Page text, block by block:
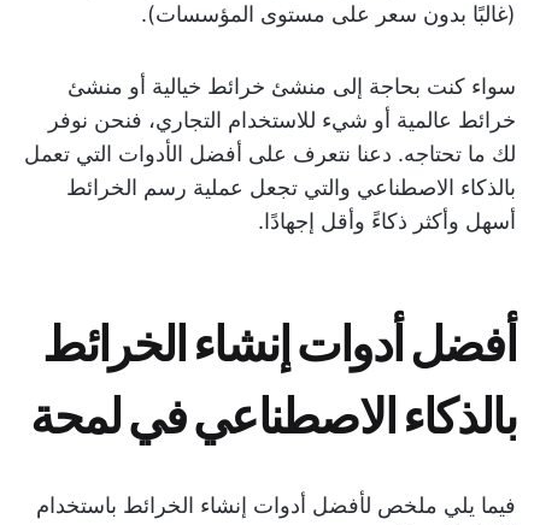
(غالبًا بدون سعر على مستوى المؤسسات).
سواء كنت بحاجة إلى منشئ خرائط خيالية أو منشئ
خرائط عالمية أو شيء للاستخدام التجاري، فنحن نوفر
لك ما تحتاجه. دعنا نتعرف على أفضل الأدوات التي تعمل
بالذكاء الاصطناعي والتي تجعل عملية رسم الخرائط
أسهل وأكثر ذكاءً وأقل إجهادًا.
أفضل أدوات إنشاء الخرائط
بالذكاء الاصطناعي في لمحة
فيما يلي ملخص لأفضل أدوات إنشاء الخرائط باستخدام